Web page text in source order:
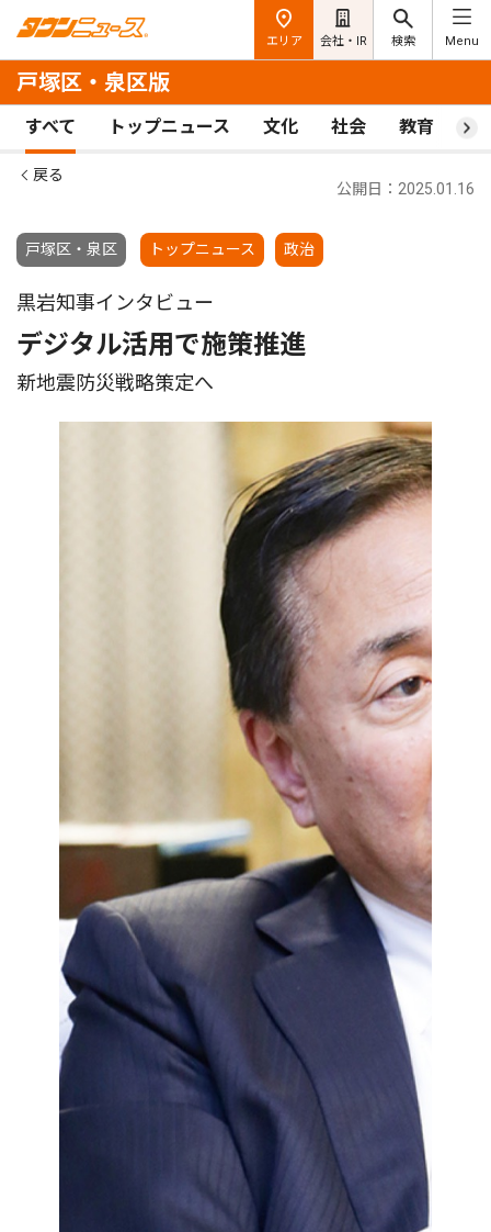
エリア 会社・IR 検索 Menu
戸塚区・泉区版
すべて トップニュース 文化 社会 教育 ス
戻る
戸塚区・泉区 トップニュース 政治
公開日：2025.01.16
黒岩知事インタビュー
デジタル活用で施策推進
新地震防災戦略策定へ